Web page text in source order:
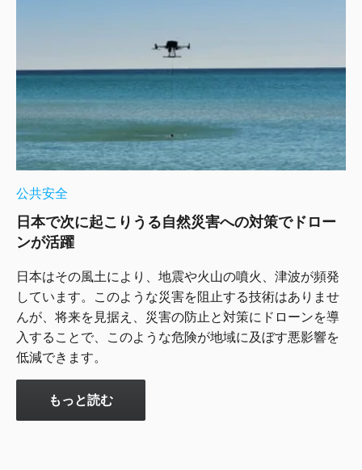
公共安全
日本で次に起こりうる自然災害への対策でドロー
ンが活躍
日本はその風土により、地震や火山の噴火、津波が頻発
しています。このような災害を阻止する技術はありませ
んが、将来を見据え、災害の防止と対策にドローンを導
入することで、このような危険が地域に及ぼす悪影響を
低減できます。
もっと読む